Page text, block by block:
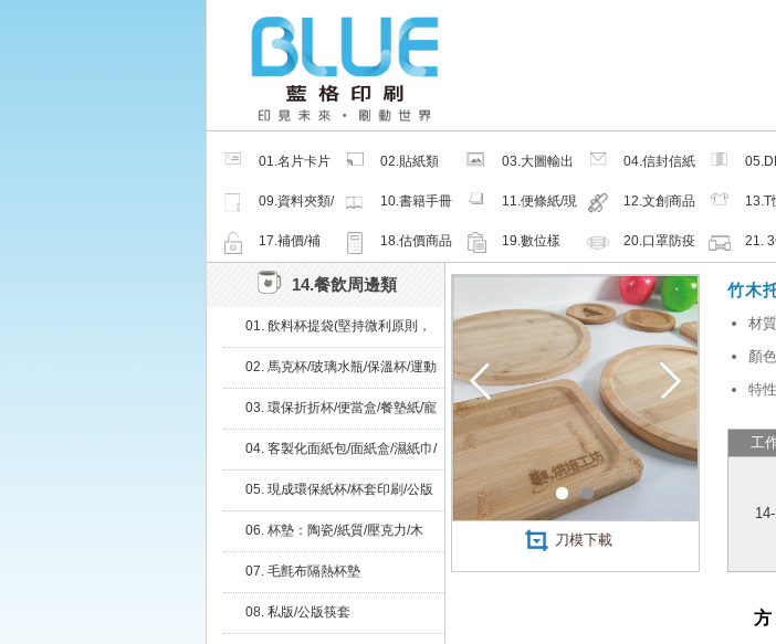
01.名片卡片
02.貼紙類
03.大圖輸出
04.信封信紙
09.資料夾類/
夾鏈密封袋
10.書籍手冊
11.便條紙/現
成品
12.文創商品
13.T
帽
17.補價/補
檔/紙樣
18.估價商品 19.數位樣
20.口罩防疫
周邊商品
21.
14.餐飲周邊類
01. 飲料杯提袋(堅持微利原則，
02. 馬克杯/玻璃水瓶/保溫杯/運動
03. 環保折折杯/便當盒/餐墊紙/寵
04. 客製化面紙包/面紙盒/濕紙巾/
05. 現成環保紙杯/杯套印刷/公版
06. 杯墊：陶瓷/紙質/壓克力/木
07. 毛氈布隔熱杯墊
08. 私版/公版筷套
刀模下載
竹木
材
顏
特
工
方